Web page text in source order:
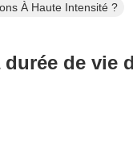
À Haute Intensité ?
de vie